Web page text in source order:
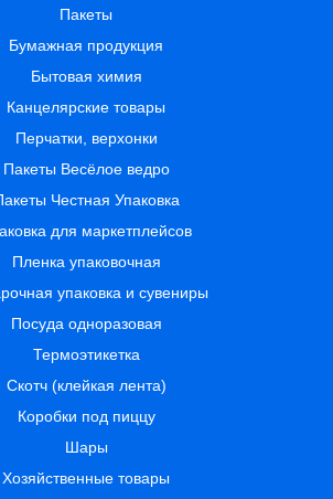
Пакеты
Бумажная продукция
Бытовая химия
Канцелярские товары
Перчатки, верхонки
Пакеты Весёлое ведро
Честная Упаковка
для маркетплейсов
Пленка упаковочная
упаковка и сувениры
Посуда одноразовая
Термоэтикетка
Скотч (клейкая лента)
Коробки под пиццу
Шары
Хозяйственные товары